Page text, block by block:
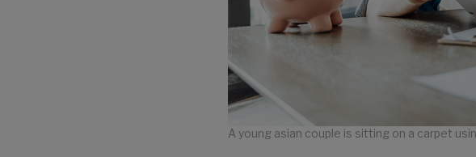
A young asian couple is sitting on a carpet